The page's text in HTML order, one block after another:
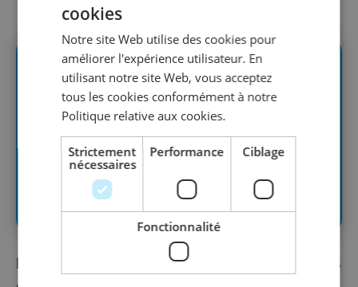
Lorsqu’une société (soumise à l’impôt des
cookies
Notre site Web utilise des cookies pour
améliorer l'expérience utilisateur. En
utilisant notre site Web, vous acceptez
tous les cookies conformément à notre
Politique relative aux cookies.
Strictement
nécessaires
Performance Ciblage
Fonctionnalité